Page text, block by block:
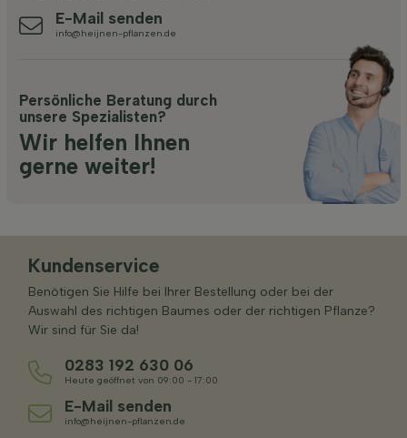
E-Mail senden
info@heijnen-pflanzen.de
Persönliche Beratung durch
unsere Spezialisten?
Wir helfen Ihnen
gerne weiter!
Kundenservice
Benötigen Sie Hilfe bei Ihrer Bestellung oder bei der
Auswahl des richtigen Baumes oder der richtigen Pflanze?
Wir sind für Sie da!
0283 192 630 06
Heute geöffnet von 09:00 - 17:00
E-Mail senden
info@heijnen-pflanzen.de